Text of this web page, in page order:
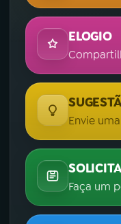
ELOGIO
Envie
Faça um